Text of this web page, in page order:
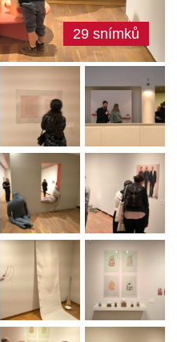
29 snímků